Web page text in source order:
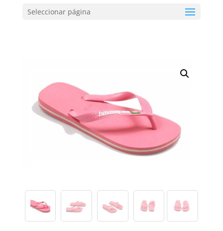
Seleccionar página